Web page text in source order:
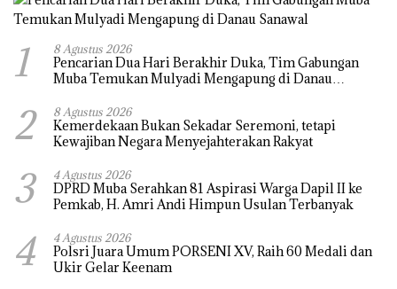
1 8 Agustus 2026
Pencarian Dua Hari Berakhir Duka, Tim Gabungan
Muba Temukan Mulyadi Mengapung di Danau
2 8 Agustus 2026
Kemerdekaan Bukan Sekadar Seremoni, tetapi
Kewajiban Negara Menyejahterakan Rakyat
3 4 Agustus 2026
DPRD Muba Serahkan 81 Aspirasi Warga Dapil II ke
Pemkab, H. Amri Andi Himpun Usulan Terbanyak
4 4 Agustus 2026
Polsri Juara Umum PORSENI XV, Raih 60 Medali dan
Ukir Gelar Keenam